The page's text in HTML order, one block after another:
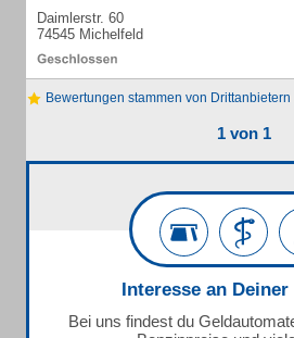
Daimlerstr. 60
74545 Michelfeld
Bewertungen stammen von Drittanbietern
1 von 1
Interesse an
Bei uns findest du